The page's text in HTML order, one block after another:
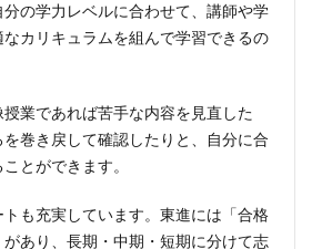
の学力レベルに合わせて、講師や学
カリキュラムを組んで学習できるの
業であれば苦手な内容を見直した
巻き戻して確認したりと、自分に合
とができます。
トも充実しています。東進には「合格
あり、長期・中期・短期に分けて志